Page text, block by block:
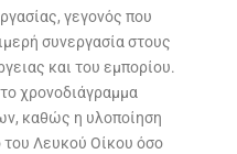
γεγονός που
συνεργασία στους
και του εμπορίου.
χρονοδιάγραμμα
καθώς η υλοποίηση
του Λευκού Οίκου όσο